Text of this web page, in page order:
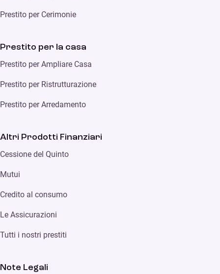
Prestito per Cerimonie
Prestito per la casa
Prestito per Ampliare Casa
Prestito per Ristrutturazione
Prestito per Arredamento
Altri Prodotti Finanziari
Cessione del Quinto
Mutui
Credito al consumo
Le Assicurazioni
Tutti i nostri prestiti
Note Legali